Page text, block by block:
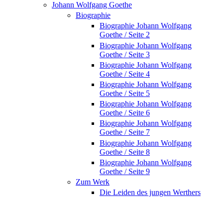
Johann Wolfgang Goethe
Biographie
Biographie Johann Wolfgang
Goethe / Seite 2
Biographie Johann Wolfgang
Goethe / Seite 3
Biographie Johann Wolfgang
Goethe / Seite 4
Biographie Johann Wolfgang
Goethe / Seite 5
Biographie Johann Wolfgang
Goethe / Seite 6
Biographie Johann Wolfgang
Goethe / Seite 7
Biographie Johann Wolfgang
Goethe / Seite 8
Biographie Johann Wolfgang
Goethe / Seite 9
Zum Werk
Die Leiden des jungen Werthers